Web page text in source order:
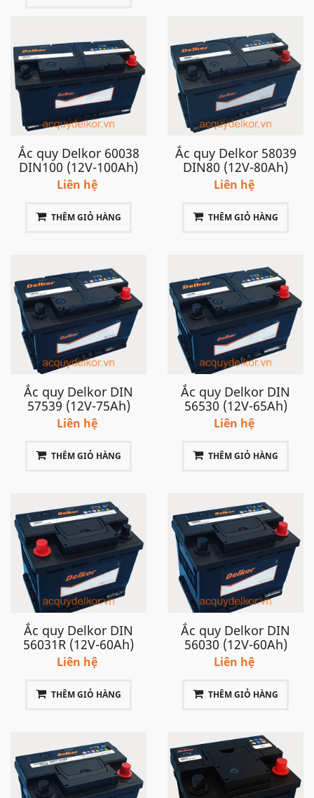
Ắc quy Delkor 60038
DIN100 (12V-100Ah)
Liên hệ
THÊM GIỎ HÀNG
Ắc quy Delkor 58039
DIN80 (12V-80Ah)
Liên hệ
THÊM GIỎ HÀNG
Ắc quy Delkor DIN
57539 (12V-75Ah)
Liên hệ
THÊM GIỎ HÀNG
Ắc quy Delkor DIN
56530 (12V-65Ah)
Liên hệ
THÊM GIỎ HÀNG
Ắc quy Delkor DIN
56031R (12V-60Ah)
Liên hệ
THÊM GIỎ HÀNG
Ắc quy Delkor DIN
56030 (12V-60Ah)
Liên hệ
THÊM GIỎ HÀNG